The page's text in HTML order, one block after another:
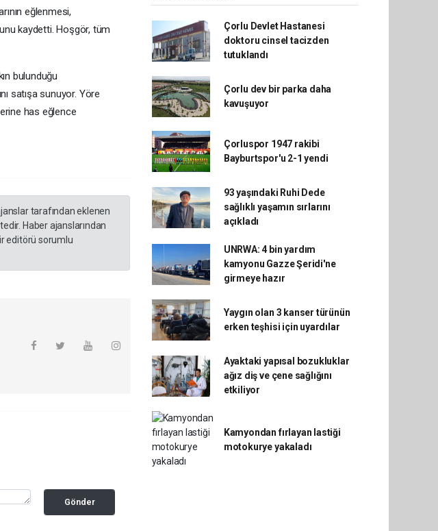
eğlenmesi,
kaydetti. Hoşgör, tüm
bulunduğu
satışa sunuyor. Yöre
has eğlence
tarafından eklenen
Haber ajanslarından
editörü sorumlu
Gönder
Çorlu Devlet Hastanesi
doktoru cinsel tacizden
tutuklandı
Çorlu dev bir parka daha
kavuşuyor
Çorluspor 1947 rakibi
Bayburtspor'u 2-1 yendi
93 yaşındaki Ruhi Dede
sağlıklı yaşamın sırlarını
açıkladı
UNRWA: 4 bin yardım
kamyonu Gazze Şeridi'ne
girmeye hazır
Yaygın olan 3 kanser türünün
erken teşhisi için uyardılar
Ayaktaki yapısal bozukluklar
ağız diş ve çene sağlığını
etkiliyor
Kamyondan fırlayan lastiği
motokurye yakaladı